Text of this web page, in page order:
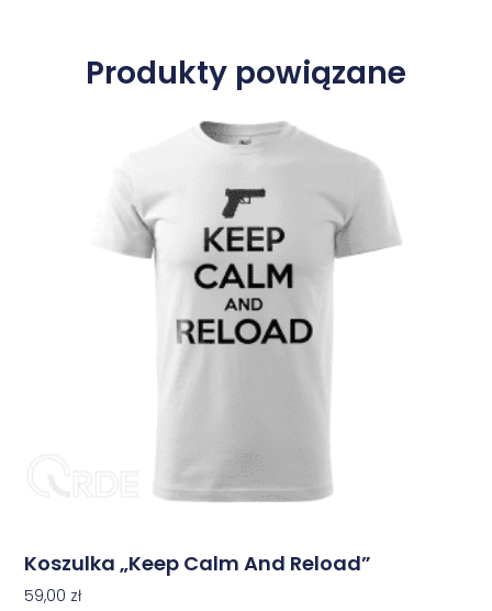
Produkty powiązane
Koszulka „Keep Calm And Reload”
59,00 zł